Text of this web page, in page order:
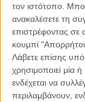
τον ιστότοπο.
ανακαλέσετε τη
επιστρέφοντας σε
κουμπί
Λάβετε επίσης
χρησιμοποιεί μία
ενδέχεται να
περιλαμβάνουν,
Η επιτυχία
καλύτερο, δεν
απλώς ένα
συναίσθημα.»